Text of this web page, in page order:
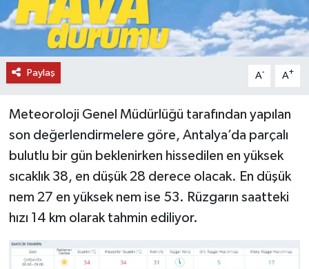
Paylaş A- A+
Meteoroloji Genel Müdürlüğü tarafından yapılan
son değerlendirmelere göre, Antalya’da parçalı
bulutlu bir gün beklenirken hissedilen en yüksek
sıcaklık 38, en düşük 28 derece olacak. En düşük
nem 27 en yüksek nem ise 53. Rüzgarın saatteki
hızı 14 km olarak tahmin ediliyor.
EĞİTİM
TURİZM
VİDEO HABERLER
YAZARLAR
RESMİ İLAN
MAGAZİN